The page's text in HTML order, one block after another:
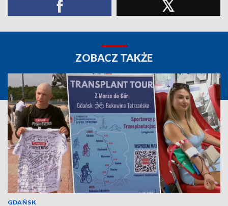
ZOBACZ TAKŻE
GDAŃSK